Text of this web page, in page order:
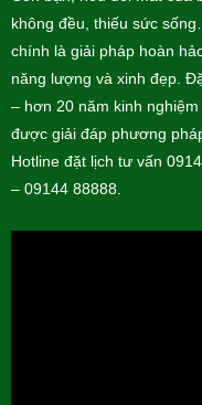
không đều, thiếu sức
chính là giải pháp hoàn
năng lượng và xinh đẹp.
– hơn 20 năm kinh
được giải đáp phương
Hotline đặt lịch tư vấn
– 09144 88888.